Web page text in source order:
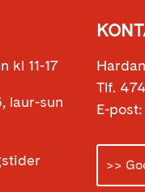
kl 11-17
laur-sun
Tlf.
E-
>>